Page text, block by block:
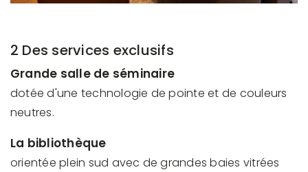
2 Des services exclusifs
Grande salle de séminaire
dotée d'une technologie de pointe et de couleurs
neutres.
La bibliothèque
orientée plein sud avec de grandes baies vitrées